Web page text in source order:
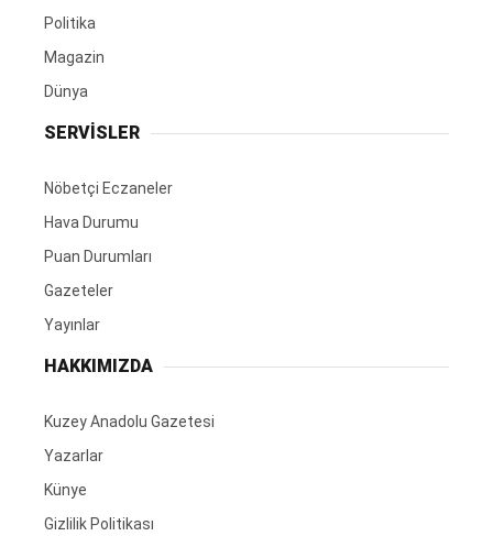
Politika
Magazin
Dünya
SERVİSLER
Nöbetçi Eczaneler
Hava Durumu
Puan Durumları
Gazeteler
Yayınlar
HAKKIMIZDA
Kuzey Anadolu Gazetesi
Yazarlar
Künye
Gizlilik Politikası